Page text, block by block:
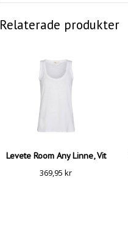
Relaterade produkter
Levete Room Any Linne, Vit
369,95kr